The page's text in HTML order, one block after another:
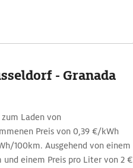
- Granada
Laden von
Preis von 0,39 €/kWh
100km. Ausgehend von einem
einem Preis pro Liter von 2 €